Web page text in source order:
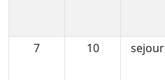
7
10 sejour